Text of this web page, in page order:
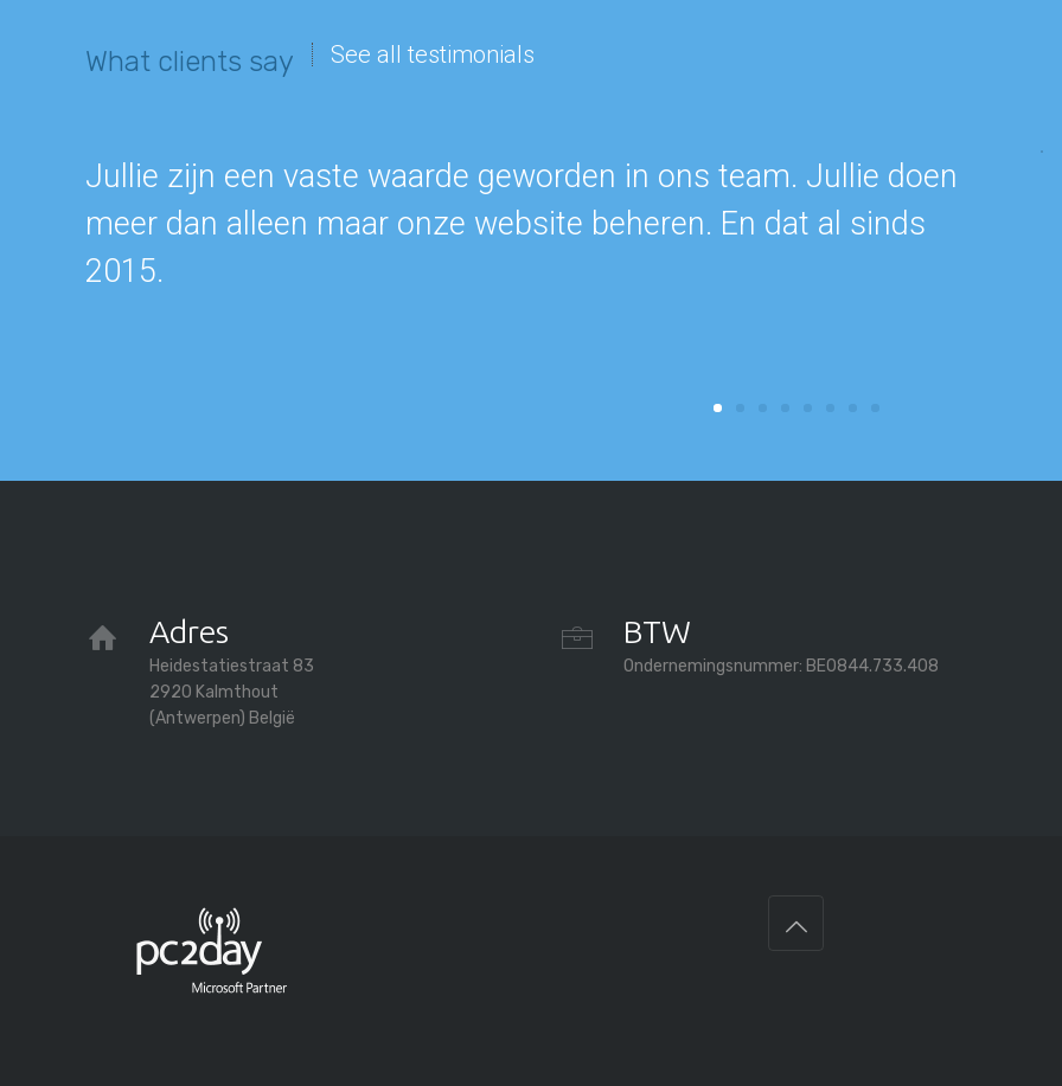
What clients say See all testimonials
Jullie zijn een vaste waarde geworden in ons team. Jullie doen
meer dan alleen maar onze website beheren. En dat al sinds
2015.
Adres
Heidestatiestraat 83
2920 Kalmthout
(Antwerpen) België
BTW
Ondernemingsnummer: BE0844.733.408